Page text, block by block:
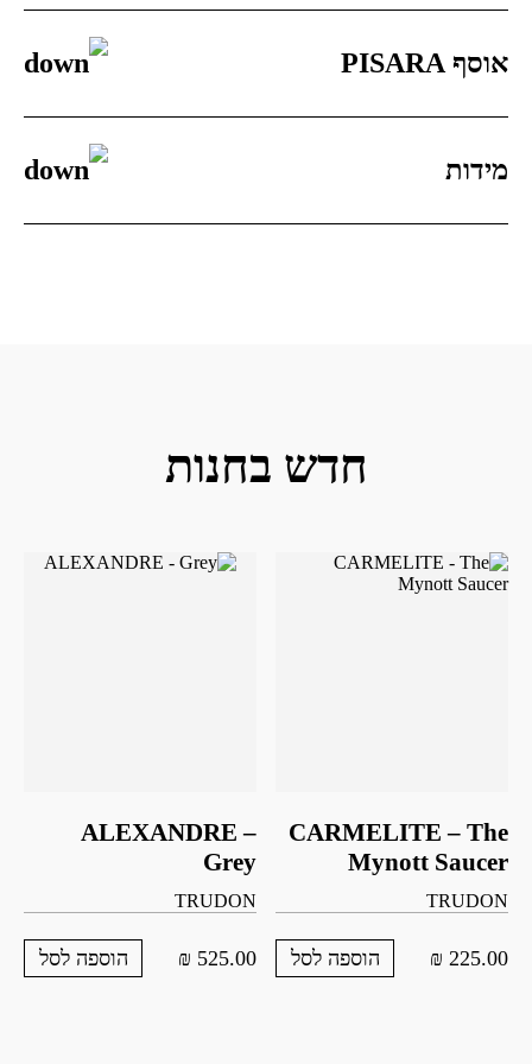
אוסף PISARA
מידות
חדש בחנות
CARMELITE – The
Mynott Saucer
TRUDON
225.00
₪ הוספה לסל
ALEXANDRE –
Grey
TRUDON
525.00
₪ הוספה לסל